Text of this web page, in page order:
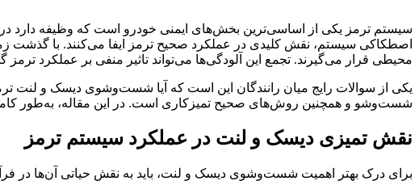
سیستم ترمز یکی از اساسی‌ترین بخش‌های ایمنی خودرو است که وظیفه دارد
اصطکاکی سیستم، نقش کلیدی در عملکرد صحیح ترمز ایفا می‌کنند. با گذشت
محیطی قرار می‌گیرند. تجمع این آلودگی‌ها می‌تواند تاثیر منفی بر عملکرد
یکی از سوالات رایج میان رانندگان این است که آیا شست‌وشوی دیسک و لنت
شست‌وشو و همچنین روش‌های صحیح تمیزکاری است. در این مقاله، به‌طور
نقش تمیزی دیسک و لنت در عملکرد سیستم ترمز
برای درک بهتر اهمیت شست‌وشوی دیسک و لنت، باید به نقش حیاتی آن‌ها در